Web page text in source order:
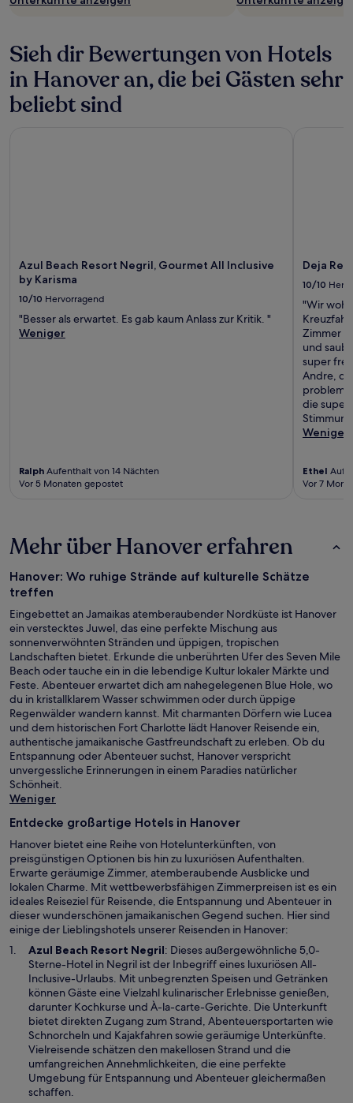
Sieh dir Bewertungen von Hotels
in Hanover an, die bei Gästen sehr
beliebt sind
Azul Beach Resort Negril, Gourmet All Inclusive
by Karisma
10/10 Hervorragend
"Besser als erwartet. Es gab kaum Anlass zur Kritik. "
Weniger
Ralph Aufenthalt von 14 Nächten
Vor 5 Monaten gepostet
Deja
10/10
"Wir
Zimmer
und
super
Andre,
die
Weniger
Ethel
Vor 7
Mehr über Hanover erfahren
Hanover: Wo ruhige Strände auf kulturelle Schätze
treffen
Eingebettet an Jamaikas atemberaubender Nordküste ist Hanover
ein verstecktes Juwel, das eine perfekte Mischung aus
sonnenverwöhnten Stränden und üppigen, tropischen
Landschaften bietet. Erkunde die unberührten Ufer des Seven Mile
Beach oder tauche ein in die lebendige Kultur lokaler Märkte und
Feste. Abenteuer erwartet dich am nahegelegenen Blue Hole, wo
du in kristallklarem Wasser schwimmen oder durch üppige
Regenwälder wandern kannst. Mit charmanten Dörfern wie Lucea
und dem historischen Fort Charlotte lädt Hanover Reisende ein,
authentische jamaikanische Gastfreundschaft zu erleben. Ob du
Entspannung oder Abenteuer suchst, Hanover verspricht
unvergessliche Erinnerungen in einem Paradies natürlicher
Schönheit.
Weniger
Entdecke großartige Hotels in Hanover
Hanover bietet eine Reihe von Hotelunterkünften, von
preisgünstigen Optionen bis hin zu luxuriösen Aufenthalten.
Erwarte geräumige Zimmer, atemberaubende Ausblicke und
lokalen Charme. Mit wettbewerbsfähigen Zimmerpreisen ist es ein
ideales Reiseziel für Reisende, die Entspannung und Abenteuer in
dieser wunderschönen jamaikanischen Gegend suchen. Hier sind
einige der Lieblingshotels unserer Reisenden in Hanover:
Azul Beach Resort NegrilW
i
r
d
i
n
e
i
n
e
: Dieses außergewöhnliche 5,0-
Sterne-Hotel in Negril ist der Inbegriff eines luxuriösen All-
Inclusive-Urlaubs. Mit unbegrenzten Speisen und Getränken
können Gäste eine Vielzahl kulinarischer Erlebnisse genießen,
darunter Kochkurse und À-la-carte-Gerichte. Die Unterkunft
bietet direkten Zugang zum Strand, Abenteuersportarten wie
Schnorcheln und Kajakfahren sowie geräumige Unterkünfte.
Vielreisende schätzen den makellosen Strand und die
umfangreichen Annehmlichkeiten, die eine perfekte
Umgebung für Entspannung und Abenteuer gleichermaßen
schaffen.